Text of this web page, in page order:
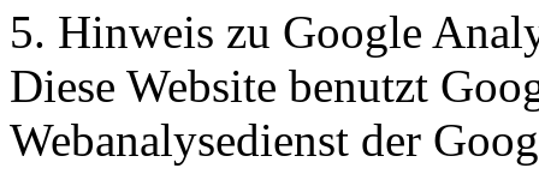
5. Hinweis zu Google
Diese Website benutzt
Webanalysedienst der